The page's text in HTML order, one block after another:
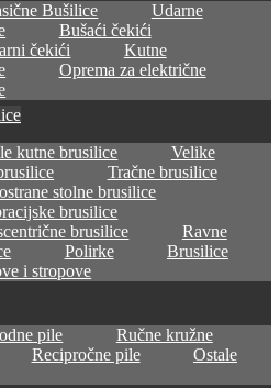
Bušilice
Udarne
Bušaći čekići
čekići
Kutne
Oprema za električne
kutne brusilice
Velike
Tračne brusilice
stolne brusilice
brusilice
brusilice
Ravne
Polirke
Brusilice
i stropove
pile
Ručne kružne
Recipročne pile
Ostale